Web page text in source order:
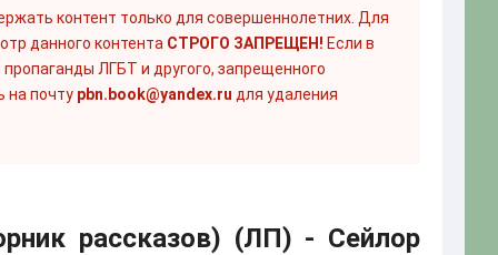
контент только для совершеннолетних. Для
данного контента СТРОГО ЗАПРЕЩЕН! Если в
пропаганды ЛГБТ и другого, запрещенного
на почту pbn.book@yandex.ru для удаления
рассказов) (ЛП) - Сейлор